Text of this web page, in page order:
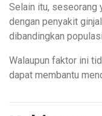
Selain itu, seseorang
dengan penyakit
dibandingkan
Walaupun faktor ini
dapat membantu